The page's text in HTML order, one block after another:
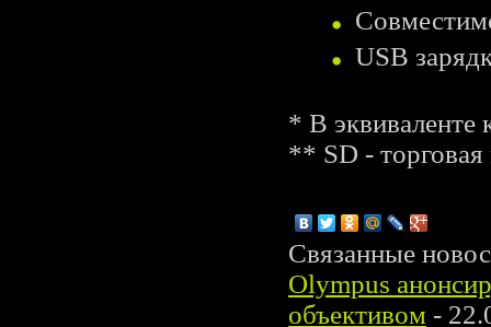
USB
* В эквиваленте
** SD - торговая
Связанные
Olympus
объективом -